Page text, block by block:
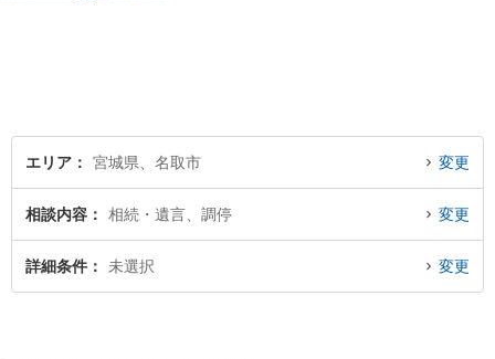
エリア 宮城県、名取市 変更
相談内容 相続・遺言、調停 変更
詳細条件 未選択 変更